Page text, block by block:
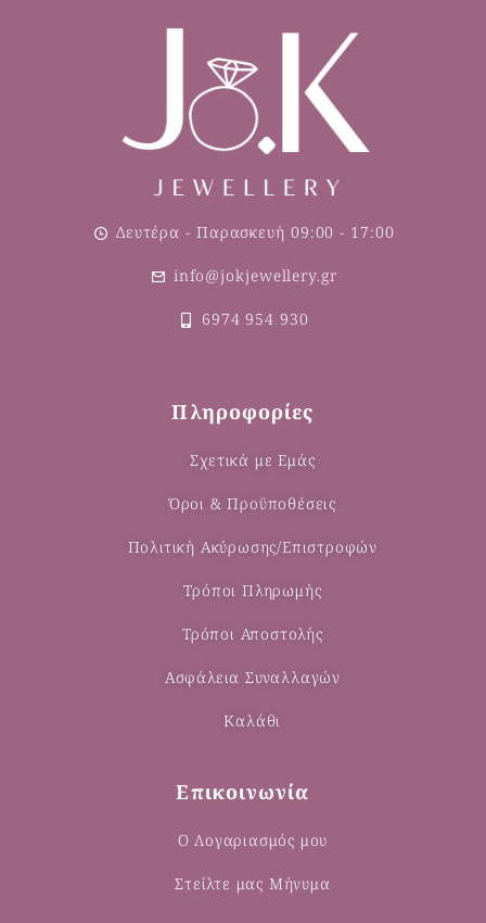
Δευτέρα - Παρασκευή 09:00 - 17:00
info@jokjewellery.gr
6974 954 930
Πληροφορίες
Σχετικά με Εμάς
Όροι & Προϋποθέσεις
Πολιτική Ακύρωσης/Επιστροφών
Τρόποι Πληρωμής
Τρόποι Αποστολής
Ασφάλεια Συναλλαγών
Καλάθι
Επικοινωνία
Ο Λογαριασμός μου
Στείλτε μας Μήνυμα